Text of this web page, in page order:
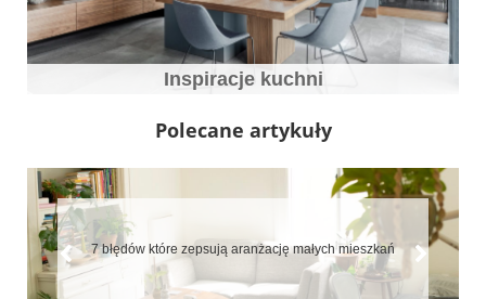
Inspiracje kuchni
Polecane artykuły
mieszkań
Biała kuchnia – wady i zalety, jak o nią dbać i z
łączyć